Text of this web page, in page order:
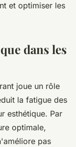
et optimiser les
dans les
joue un rôle
la fatigue des
esthétique. Par
optimale,
pas